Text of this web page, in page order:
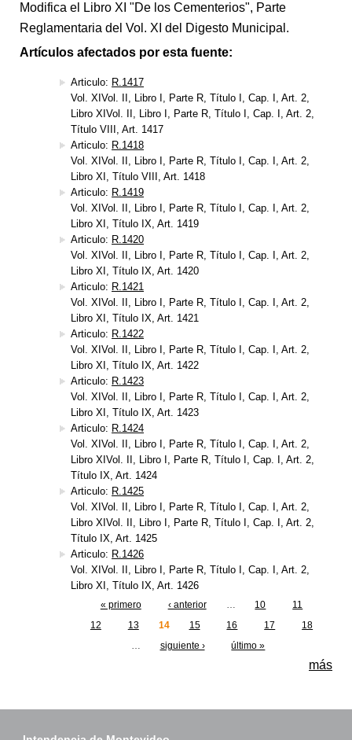
Modifica el Libro XI "De los Cementerios", Parte
Reglamentaria del Vol. XI del Digesto Municipal.
Artículos afectados por esta fuente:
Articulo: R.1417
Vol. XIVol. II, Libro I, Parte R, Título I, Cap. I, Art. 2,
Libro XIVol. II, Libro I, Parte R, Título I, Cap. I, Art. 2,
Título VIII, Art. 1417
Articulo: R.1418
Vol. XIVol. II, Libro I, Parte R, Título I, Cap. I, Art. 2,
Libro XI, Título VIII, Art. 1418
Articulo: R.1419
Vol. XIVol. II, Libro I, Parte R, Título I, Cap. I, Art. 2,
Libro XI, Título IX, Art. 1419
Articulo: R.1420
Vol. XIVol. II, Libro I, Parte R, Título I, Cap. I, Art. 2,
Libro XI, Título IX, Art. 1420
Articulo: R.1421
Vol. XIVol. II, Libro I, Parte R, Título I, Cap. I, Art. 2,
Libro XI, Título IX, Art. 1421
Articulo: R.1422
Vol. XIVol. II, Libro I, Parte R, Título I, Cap. I, Art. 2,
Libro XI, Título IX, Art. 1422
Articulo: R.1423
Vol. XIVol. II, Libro I, Parte R, Título I, Cap. I, Art. 2,
Libro XI, Título IX, Art. 1423
Articulo: R.1424
Vol. XIVol. II, Libro I, Parte R, Título I, Cap. I, Art. 2,
Libro XIVol. II, Libro I, Parte R, Título I, Cap. I, Art. 2,
Título IX, Art. 1424
Articulo: R.1425
Vol. XIVol. II, Libro I, Parte R, Título I, Cap. I, Art. 2,
Libro XIVol. II, Libro I, Parte R, Título I, Cap. I, Art. 2,
Título IX, Art. 1425
Articulo: R.1426
Vol. XIVol. II, Libro I, Parte R, Título I, Cap. I, Art. 2,
Libro XI, Título IX, Art. 1426
« primero ‹ anterior … 10
11
12
13 14 15 16 17
18
…
siguiente › último »
más